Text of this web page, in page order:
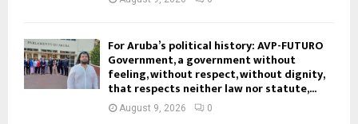
For Aruba’s political history: AVP-FUTURO
Government, a government without
feeling, without respect, without dignity,
that respects neither law nor statute,...
August 9, 2026 0